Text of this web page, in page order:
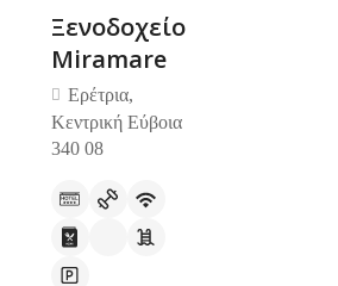
Ξενοδοχείο
Miramare
Ερέτρια,
Κεντρική Εύβοια
340 08